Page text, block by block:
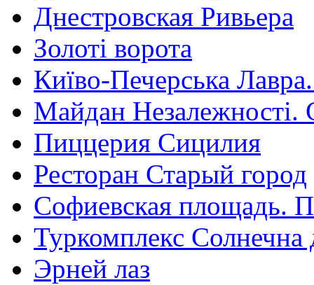
Днестровская Ривьера
Золоті ворота
Київо-Печерська
Майдан Незалежності.
Пиццерия Сицилия
Ресторан Старый город
Софиевская площадь.
Туркомплекс Солнечна
Эрней лаз